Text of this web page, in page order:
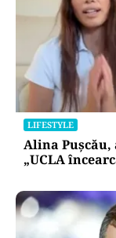
LIFESTYLE
Alina Pușcău,
„UCLA